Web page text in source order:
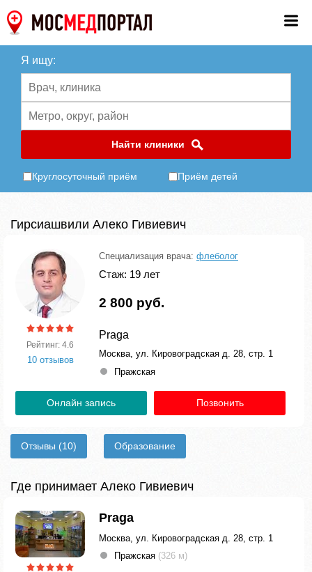
Я ищу:
Найти клиники
Круглосуточный приём Приём детей
Гирсиашвили Алеко Гивиевич
Рейтинг: 4.6
10 отзывов
Специализация врача: флеболог
Стаж: 19 лет
2 800 руб.
Praga
Москва, ул. Кировоградская д. 28, стр. 1
Пражская
Онлайн запись Позвонить
Отзывы (10) Образование
Где принимает Алеко Гивиевич
Praga
Москва, ул. Кировоградская д. 28, стр. 1
Пражская (326 м)